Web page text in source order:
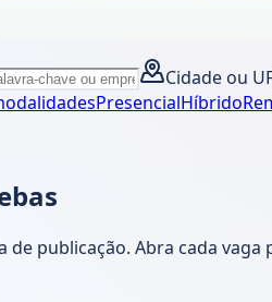
Cidade ou
PresencialHíbrido
de publicação. Abra cada